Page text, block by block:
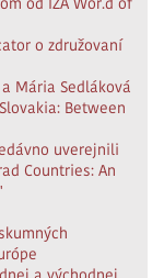
o združovaní
Mária Sedláková
Between
uverejnili
Countries: An